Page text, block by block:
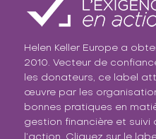
Helen Keller Europe a
2010. Vecteur de
les donateurs, ce label
œuvre par les
bonnes pratiques en
gestion financière et suivi
l’action. Cliquez sur le